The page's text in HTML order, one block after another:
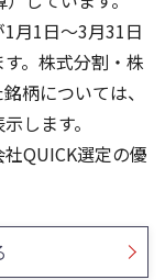
600
800
200
400
月1日～3月31日
。株式分割・株
柄については、
します。
QUICK選定の優